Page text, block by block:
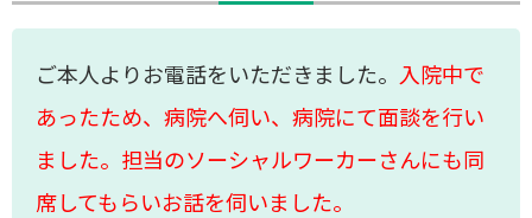
ご本人よりお電話をいただきました。 入院中で
あったため、病院へ伺い、病院にて面談を行い
ました。担当のソーシャルワーカーさんにも同
席してもらいお話を伺いました。